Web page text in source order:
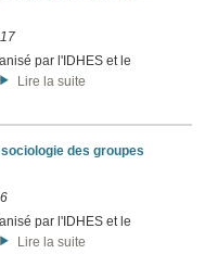
par l'IDHES et le
Lire la suite
des groupes
par l'IDHES et le
Lire la suite